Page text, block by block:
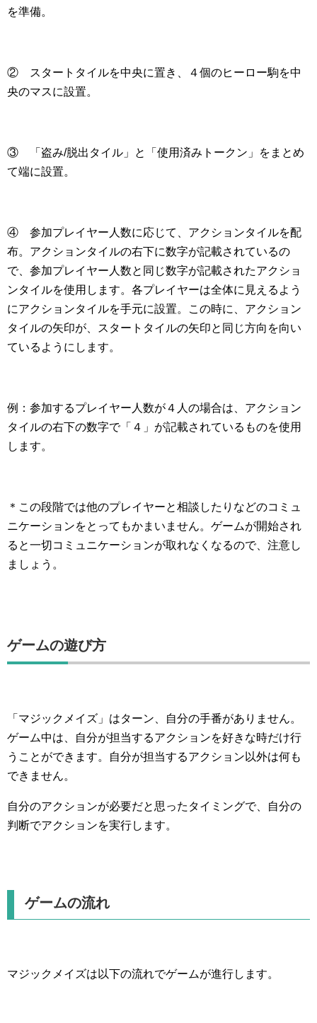
を準備。
② スタートタイルを中央に置き、４個のヒーロー駒を中
央のマスに設置。
③ 「盗み/脱出タイル」と「使用済みトークン」をまとめ
て端に設置。
④ 参加プレイヤー人数に応じて、アクションタイルを配
布。アクションタイルの右下に数字が記載されているの
で、参加プレイヤー人数と同じ数字が記載されたアクショ
ンタイルを使用します。各プレイヤーは全体に見えるよう
にアクションタイルを手元に設置。この時に、アクション
タイルの矢印が、スタートタイルの矢印と同じ方向を向い
ているようにします。
例：参加するプレイヤー人数が４人の場合は、アクション
タイルの右下の数字で「４」が記載されているものを使用
します。
＊この段階では他のプレイヤーと相談したりなどのコミュ
ニケーションをとってもかまいません。ゲームが開始され
ると一切コミュニケーションが取れなくなるので、注意し
ましょう。
ゲームの遊び方
「マジックメイズ」はターン、自分の手番がありません。
ゲーム中は、自分が担当するアクションを好きな時だけ行
うことができます。自分が担当するアクション以外は何も
できません。
自分のアクションが必要だと思ったタイミングで、自分の
判断でアクションを実行します。
ゲームの流れ
マジックメイズは以下の流れでゲームが進行します。